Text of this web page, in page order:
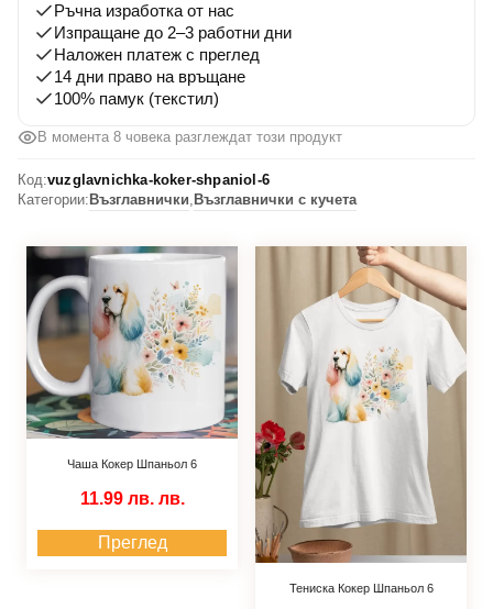
Ръчна изработка от нас
Изпращане до 2–3 работни дни
Наложен платеж с преглед
14 дни право на връщане
100% памук (текстил)
В момента 6 човека разглеждат този продукт
Код:vuzglavnichka-koker-shpaniol-6
Категории: Възглавнички, Възглавнички с кучета
Чаша Кокер Шпаньол 6
11.99 лв. лв.
Преглед
Тениска Кокер Шпаньол 6